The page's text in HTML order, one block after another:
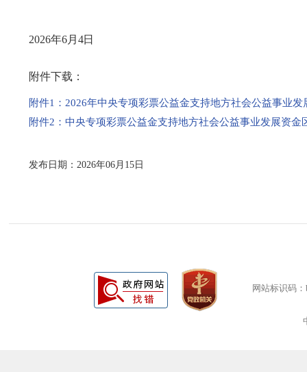
2026年6月 4日
附件下载：
附件1：2026年中央专项彩票公益金支持地方社会公益事业
附件2：中央专项彩票公益金支持地方社会公益事业发展资
发布日期：2026年06月15日
网站标识码